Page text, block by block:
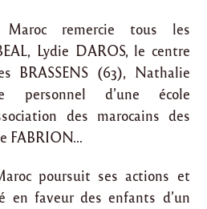
Maroc remercie tous les
Lydie DAROS, le centre
BRASSENS (63), Nathalie
personnel d’une école
des marocains des
FABRION…
poursuit ses actions et
en faveur des enfants d’un